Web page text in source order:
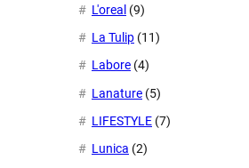
L'oreal (9)
La Tulip (11)
Labore (4)
Lanature (5)
LIFESTYLE (7)
Lunica (2)